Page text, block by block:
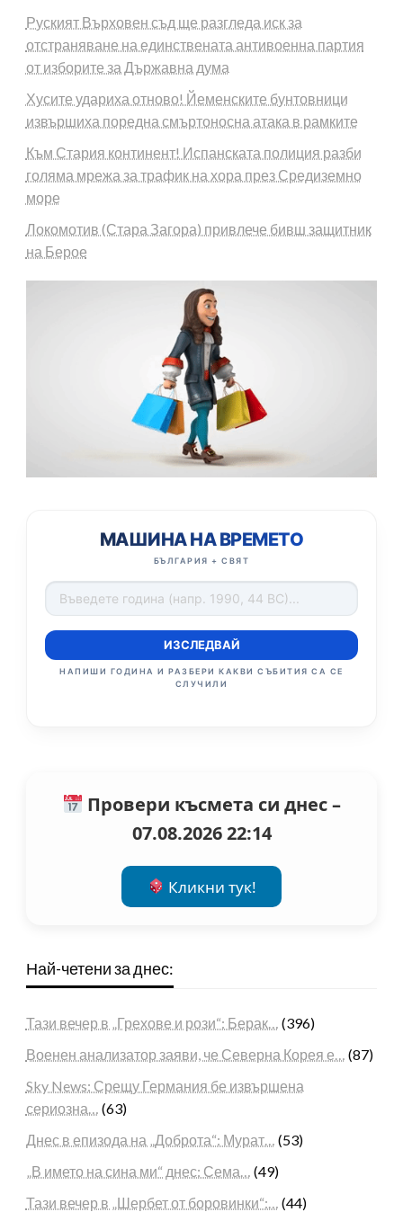
Руският Върховен съд ще разгледа иск за
отстраняване на единствената антивоенна партия
от изборите за Държавна дума
Хусите удариха отново! Йеменските бунтовници
извършиха поредна смъртоносна атака в рамките
Към Стария континент! Испанската полиция разби
голяма мрежа за трафик на хора през Средиземно
море
Локомотив (Стара Загора) привлече бивш защитник
на Берое
МАШИНА НА ВРЕМЕТО
БЪЛГАРИЯ + СВЯТ
ИЗСЛЕДВАЙ
НАПИШИ ГОДИНА И РАЗБЕРИ КАКВИ СЪБИТИЯ СА СЕ
СЛУЧИЛИ
Провери късмета си днес –
07.08.2026 22:14
Кликни тук!
Най-четени за днес:
Тази вечер в „Грехове и рози“: Берак…
(396)
Военен анализатор заяви, че Северна Корея е…
(87)
Sky News: Срещу Германия бе извършена
сериозна…
(63)
Днес в епизода на „Доброта“: Мурат…
(53)
„В името на сина ми“ днес: Сема…
(49)
Тази вечер в „Шербет от боровинки“:…
(44)